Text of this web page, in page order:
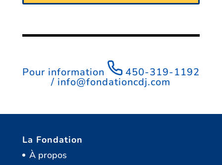
Pour information 450-319-1192
/ info@fondationcdj.com
La Fondation
À propos